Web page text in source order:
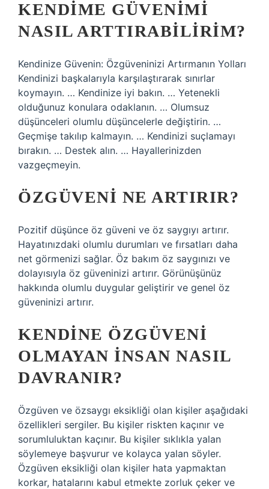
KENDIME GÜVENIMI
NASIL ARTTIRABILIRIM?
Kendinize Güvenin: Özgüveninizi Artırmanın Yolları
Kendinizi başkalarıyla karşılaştırarak sınırlar
koymayın. … Kendinize iyi bakın. … Yetenekli
olduğunuz konulara odaklanın. … Olumsuz
düşünceleri olumlu düşüncelerle değiştirin. …
Geçmişe takılıp kalmayın. … Kendinizi suçlamayı
bırakın. … Destek alın. … Hayallerinizden
vazgeçmeyin.
ÖZGÜVENI NE ARTIRIR?
Pozitif düşünce öz güveni ve öz saygıyı artırır.
Hayatınızdaki olumlu durumları ve fırsatları daha
net görmenizi sağlar. Öz bakım öz saygınızı ve
dolayısıyla öz güveninizi artırır. Görünüşünüz
hakkında olumlu duygular geliştirir ve genel öz
güveninizi artırır.
KENDINE ÖZGÜVENI
OLMAYAN INSAN NASIL
DAVRANIR?
Özgüven ve özsaygı eksikliği olan kişiler aşağıdaki
özellikleri sergiler. Bu kişiler riskten kaçınır ve
sorumluluktan kaçınır. Bu kişiler sıklıkla yalan
söylemeye başvurur ve kolayca yalan söyler.
Özgüven eksikliği olan kişiler hata yapmaktan
korkar, hatalarını kabul etmekte zorluk çeker ve